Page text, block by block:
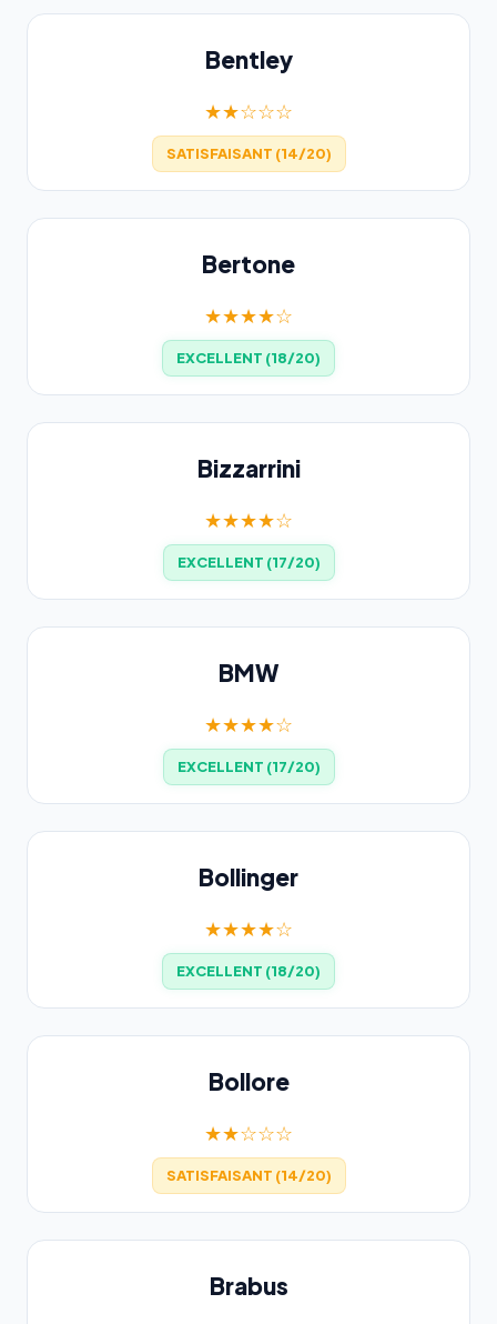
Bentley
★★☆☆☆
SATISFAISANT (14/20)
Bertone
★★★★☆
EXCELLENT (18/20)
Bizzarrini
★★★★☆
EXCELLENT (17/20)
BMW
★★★★☆
EXCELLENT (17/20)
Bollinger
★★★★☆
EXCELLENT (18/20)
Bollore
★★☆☆☆
SATISFAISANT (14/20)
Brabus